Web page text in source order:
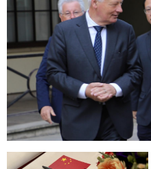
Open image in gallery